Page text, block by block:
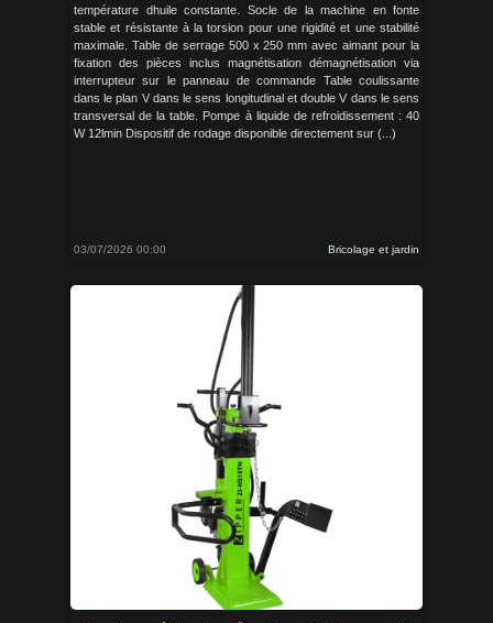
température dhuile constante. Socle de la machine en fonte
stable et résistante à la torsion pour une rigidité et une stabilité
maximale. Table de serrage 500 x 250 mm avec aimant pour la
fixation des pièces inclus magnétisation démagnétisation via
interrupteur sur le panneau de commande Table coulissante
dans le plan V dans le sens longitudinal et double V dans le sens
transversal de la table. Pompe à liquide de refroidissement : 40
W 12lmin Dispositif de rodage disponible directement sur (...)
03/07/2026 00:00 Bricolage et jardin